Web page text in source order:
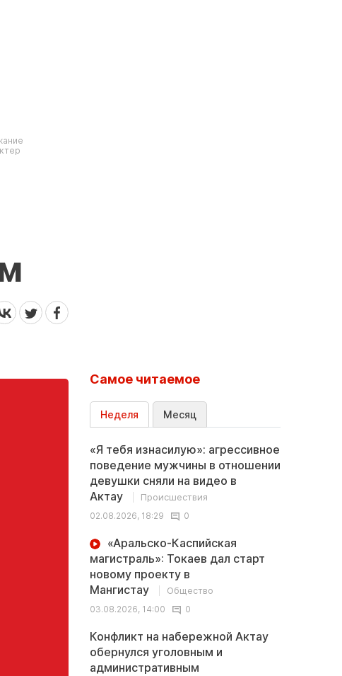
Самое читаемое
Неделя Месяц
«Я тебя изнасилую»: агрессивное
поведение мужчины в отношении
девушки сняли на видео в
Актау
Происшествия
02.08.2026, 18:29
0
«Аральско-Каспийская
магистраль»: Токаев дал старт
новому проекту в
Мангистау
Общество
03.08.2026, 14:00
0
Конфликт на набережной Актау
обернулся уголовным и
административным